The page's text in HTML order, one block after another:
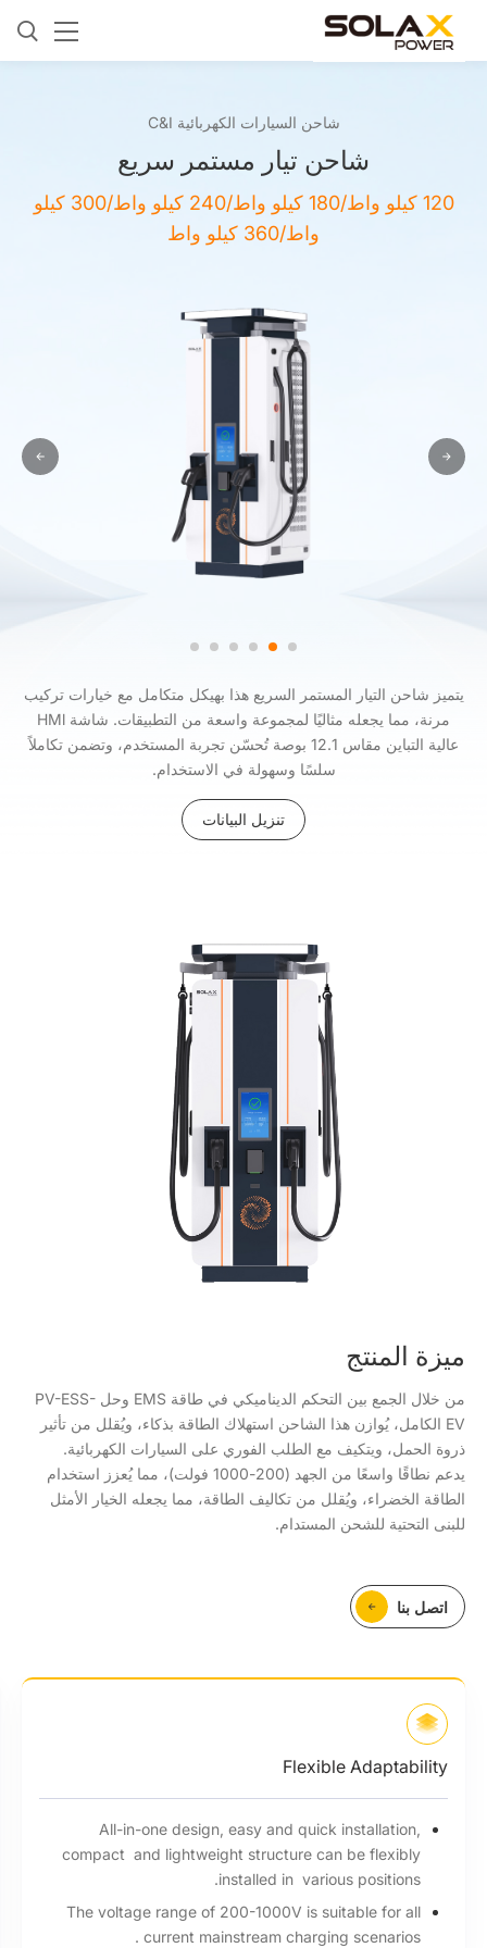
شاحن السيارات الكهربائية C&I
شاحن تيار مستمر سريع
120 كيلو واط/180 كيلو واط/240 كيلو واط/300 كيلو
واط/360 كيلو واط
يتميز شاحن التيار المستمر السريع هذا بهيكل متكامل مع خيارات تركيب
مرنة، مما يجعله مثاليًا لمجموعة واسعة من التطبيقات. شاشة HMl
عالية التباين مقاس 12.1 بوصة تُحسّن تجربة المستخدم، وتضمن تكاملاً
سلسًا وسهولة في الاستخدام.
تنزيل البيانات
ميزة المنتج
من خلال الجمع بين التحكم الديناميكي في طاقة EMS وحل PV-ESS-
EV الكامل، يُوازن هذا الشاحن استهلاك الطاقة بذكاء، ويُقلل من تأثير
ذروة الحمل، ويتكيف مع الطلب الفوري على السيارات الكهربائية.
يدعم نطاقًا واسعًا من الجهد (200-1000 فولت)، مما يُعزز استخدام
الطاقة الخضراء، ويُقلل من تكاليف الطاقة، مما يجعله الخيار الأمثل
للبنى التحتية للشحن المستدام.
اتصل بنا
High Efficiency
Intelligently distribute charging power to meet the
charging needs of different EVs.
Support EMS intelligent dynamic power control, and
form an integrated PV-ESS-EV Solution.